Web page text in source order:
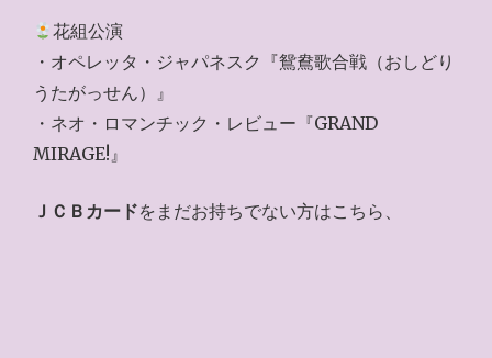
花組公演
・オペレッタ・ジャパネスク『鴛鴦歌合戦（おしどり
うたがっせん）』
・ネオ・ロマンチック・レビュー『GRAND
MIRAGE!』
ＪＣＢカードをまだお持ちでない方はこちら、